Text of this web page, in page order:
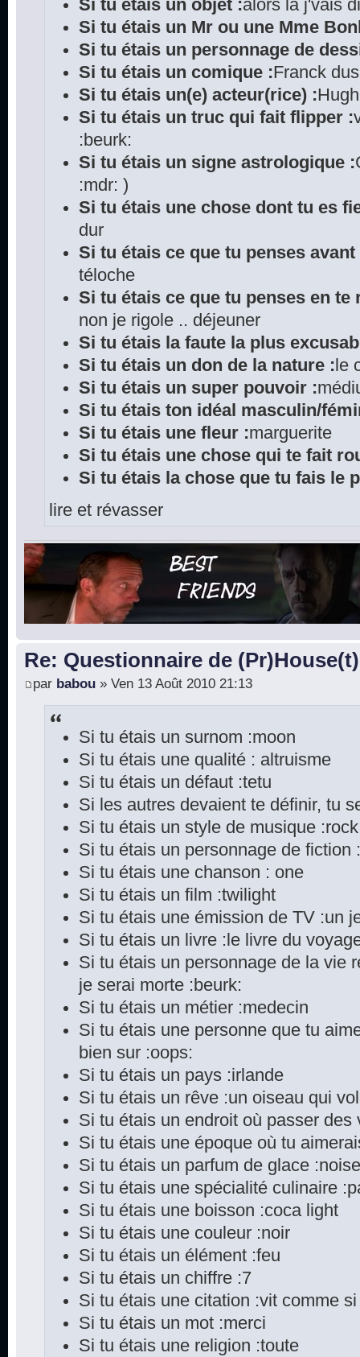
Si tu étais un objet :alors là j'vais
Si tu étais un Mr ou une Mme
Si tu étais un personnage de
Si tu étais un comique :Franck
Si tu étais un(e) acteur(rice) :
Si tu étais un truc qui fait flipper :
:beurk:
Si tu étais un signe astrologique :
:mdr: )
Si tu étais une chose dont tu es
dur
Si tu étais ce que tu penses
téloche
Si tu étais ce que tu penses en te
non je rigole .. déjeuner
Si tu étais la faute la plus
Si tu étais un don de la nature : le
Si tu étais un super pouvoir :
Si tu étais ton idéal masculin/
Si tu étais une fleur :marguerite
Si tu étais une chose qui te fait
Si tu étais la chose que tu fais le
lire et révasser
Re: Questionnaire de (Pr)House(t)
par babou » Ven 13 Août 2010 21:13
Si tu étais un surnom :moon
Si tu étais une qualité : altruisme
Si tu étais un défaut :tetu
Si les autres devaient te définir, tu
Si tu étais un style de musique :rock
Si tu étais un personnage de fiction
Si tu étais une chanson : one
Si tu étais un film :twilight
Si tu étais une émission de TV :un
Si tu étais un livre :le livre du
Si tu étais un personnage de la vie
je serai morte :beurk:
Si tu étais un métier :medecin
Si tu étais une personne que tu
bien sur :oops:
Si tu étais un pays :irlande
Si tu étais un rêve :un oiseau qui
Si tu étais un endroit où passer
Si tu étais une époque où tu
Si tu étais un parfum de glace
Si tu étais une spécialité culinaire
Si tu étais une boisson :coca light
Si tu étais une couleur :noir
Si tu étais un élément :feu
Si tu étais un chiffre :7
Si tu étais une citation :vit comme
Si tu étais un mot :merci
Si tu étais une religion :toute